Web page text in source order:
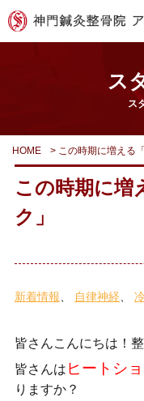
ス
ス
HOME > この時期に増える
この時期に増
ク」
新着情報 自律神経
皆さんこんにちは！
皆さんは ヒートシ
りますか？